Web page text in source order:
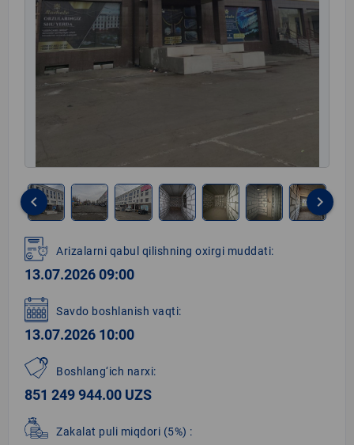
1
of
8
keyboard_arrow_left keyboard_arrow_right
Arizalarni qabul qilishning oxirgi muddati:
13.07.2026 09:00
Savdo boshlanish vaqti:
13.07.2026 10:00
Boshlang‘ich narxi:
851 249 944.00 UZS
Zakalat puli miqdori (5%) :